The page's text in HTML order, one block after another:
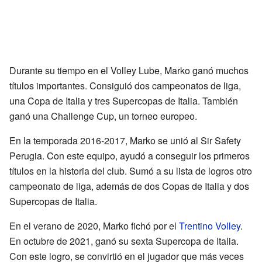
Durante su tiempo en el Volley Lube, Marko ganó muchos
títulos importantes. Consiguió dos campeonatos de liga,
una Copa de Italia y tres Supercopas de Italia. También
ganó una Challenge Cup, un torneo europeo.
En la temporada 2016-2017, Marko se unió al Sir Safety
Perugia. Con este equipo, ayudó a conseguir los primeros
títulos en la historia del club. Sumó a su lista de logros otro
campeonato de liga, además de dos Copas de Italia y dos
Supercopas de Italia.
En el verano de 2020, Marko fichó por el Trentino Volley.
En octubre de 2021, ganó su sexta Supercopa de Italia.
Con este logro, se convirtió en el jugador que más veces